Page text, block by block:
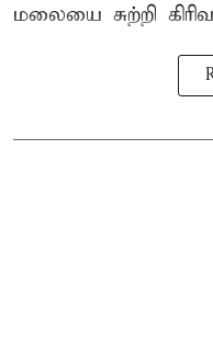
மலையை சுற்றி